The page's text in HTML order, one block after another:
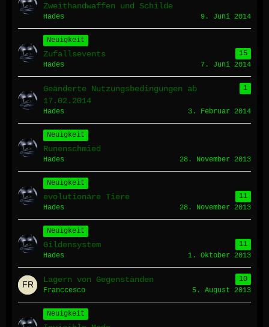
Zweithandwaffen und Schilde
Hades 9. Juni 2014
Neuigkeit
Zufallsevents
15
Hades
7. Juni 2014
Geänderte Nutzungsbedingungen ab
17.02.2014
1
Hades 3. Februar 2014
Neuigkeit
Runenschmied
Hades 28. November 2013
Neuigkeit
evolutionäre Tiere
11
Hades
28. November 2013
Neuigkeit
Gildensystem
11
Hades
1. Oktober 2013
Lagern von Gegenständen
10
Franccesco
5. August 2013
Neuigkeit